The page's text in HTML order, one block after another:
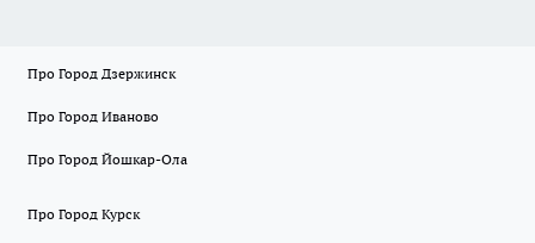
Про Город Дзержинск
Про Город Иваново
Про Город Йошкар-Ола
Про Город Курск